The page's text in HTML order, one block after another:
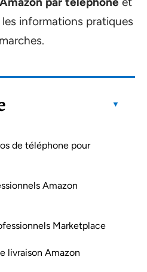
informations pratiques
de téléphone pour
Amazon
Marketplace
livraison Amazon